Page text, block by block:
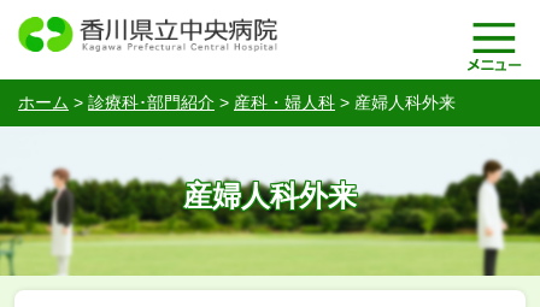
ホーム > 診療科･部門紹介 > 産科・婦人科 > 産婦人科外来
産婦人科外来